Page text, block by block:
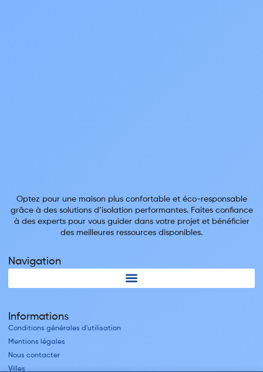
Optez pour une maison plus confortable et éco-responsable
grâce à des solutions d’isolation performantes. Faites confiance
à des experts pour vous guider dans votre projet et bénéficier
des meilleures ressources disponibles.
Navigation
Informations
Conditions générales d'utilisation
Mentions légales
Nous contacter
Villes